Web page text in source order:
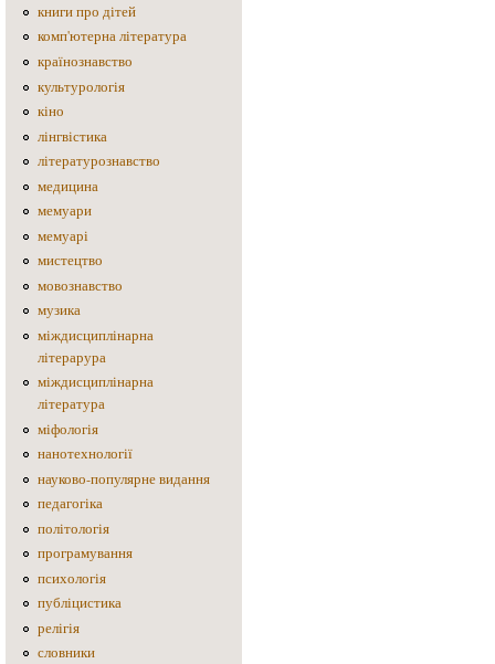
книги про дітей
комп'ютерна література
країнознавство
культурологія
кіно
лінгвістика
літературознавство
медицина
мемуари
мемуарі
мистецтво
мовознавство
музика
міждисциплінарна
літерарура
міждисциплінарна
література
міфологія
нанотехнології
науково-популярне видання
педагогіка
політологія
програмування
психологія
публіцистика
релігія
словники